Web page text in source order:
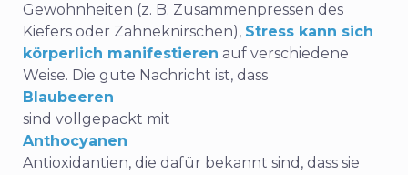
Gewohnheiten (z. B. Zusammenpressen des
Kiefers oder Zähneknirschen), Stress kann sich
körperlich manifestieren auf verschiedene
Weise. Die gute Nachricht ist, dass
Blaubeeren
sind vollgepackt mit
Anthocyanen
Antioxidantien, die dafür bekannt sind, dass sie